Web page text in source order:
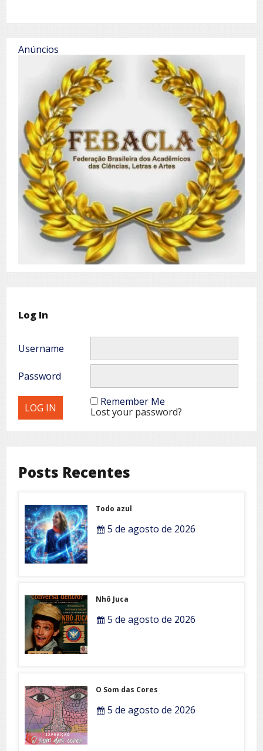
Anúncios
Log In
Username
Password
Remember Me
Lost your password?
Posts Recentes
Todo azul
5 de agosto de 2026
Nhô Juca
5 de agosto de 2026
O Som das Cores
5 de agosto de 2026